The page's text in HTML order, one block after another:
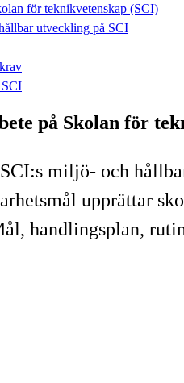
för teknikvetenskap (SCI)
utveckling på SCI
på Skolan för
miljö- och
upprättar
handlingsplan,